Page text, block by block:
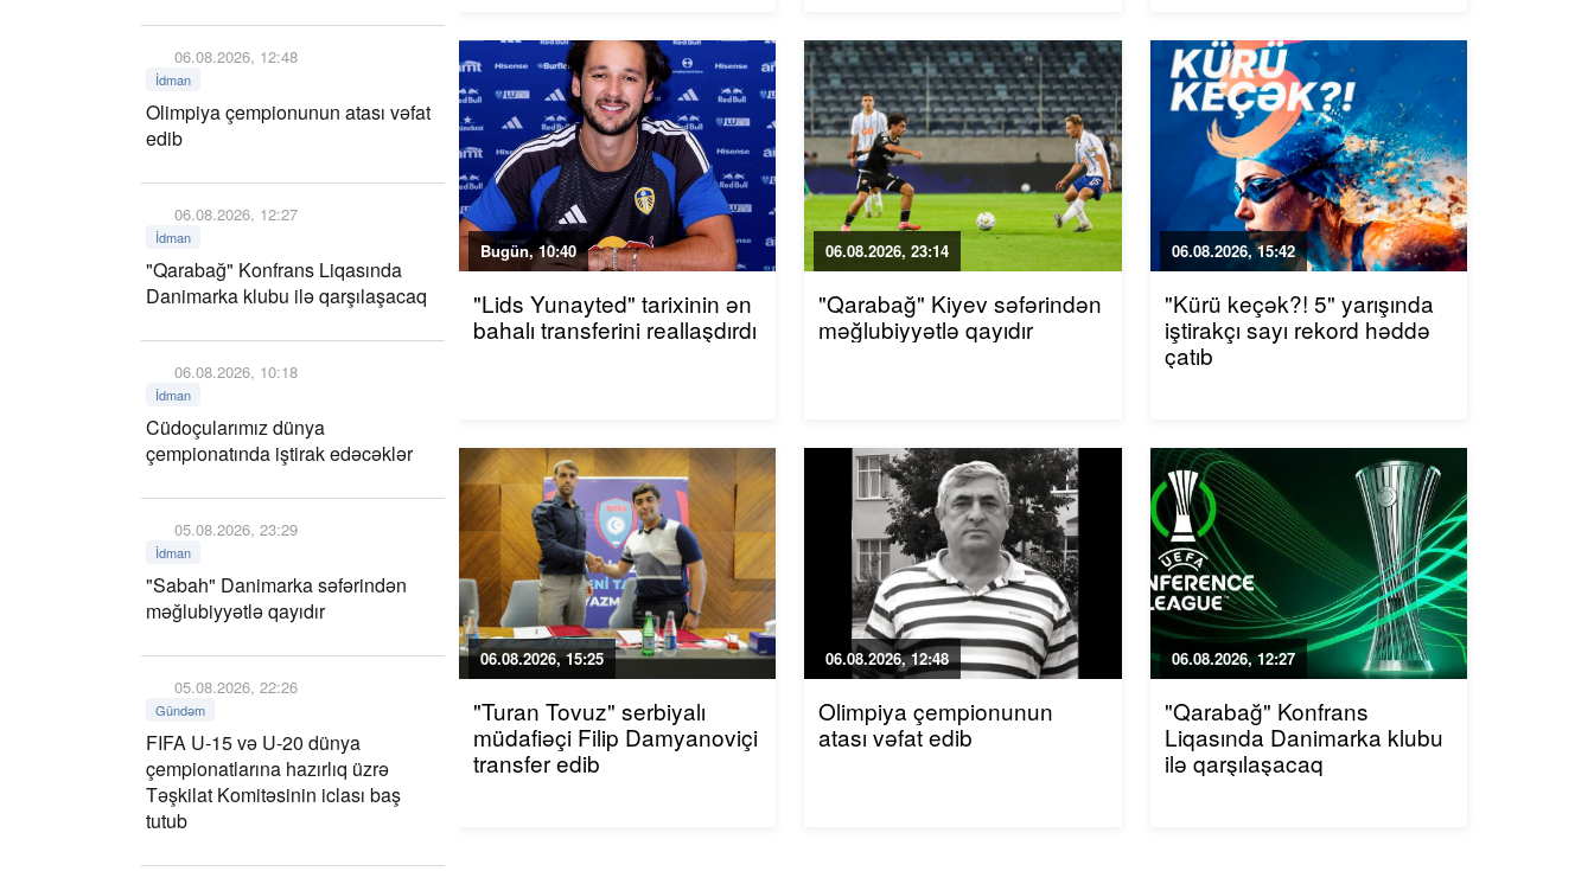
06.08.2026, 12:48
İdman
Olimpiya çempionunun atası vəfat
edib
06.08.2026, 12:27
İdman
"Qarabağ" Konfrans Liqasında
Danimarka klubu ilə qarşılaşacaq
06.08.2026, 10:18
İdman
Cüdoçularımız dünya
çempionatında iştirak edəcəklər
05.08.2026, 23:29
İdman
"Sabah" Danimarka səfərindən
məğlubiyyətlə qayıdır
05.08.2026, 22:26
Gündəm
FIFA U-15 və U-20 dünya
çempionatlarına hazırlıq üzrə
Təşkilat Komitəsinin iclası baş
tutub
Bugün, 10:40
"Lids Yunayted" tarixinin ən
bahalı transferini reallaşdırdı
06.08.2026, 23:14
"Qarabağ" Kiyev səfərindən
məğlubiyyətlə qayıdır
06.08.2026, 15:42
"Kürü keçək?! 5" yarışında
iştirakçı sayı rekord həddə
çatıb
06.08.2026, 15:25
"Turan Tovuz" serbiyalı
müdafiəçi Filip Damyanoviçi
transfer edib
06.08.2026, 12:48
Olimpiya çempionunun
atası vəfat edib
06.08.2026, 12:27
"Qarabağ" Konfrans
Liqasında Danimarka klubu
ilə qarşılaşacaq